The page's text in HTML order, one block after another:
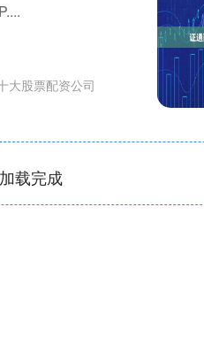
大股票配资公司
载完成